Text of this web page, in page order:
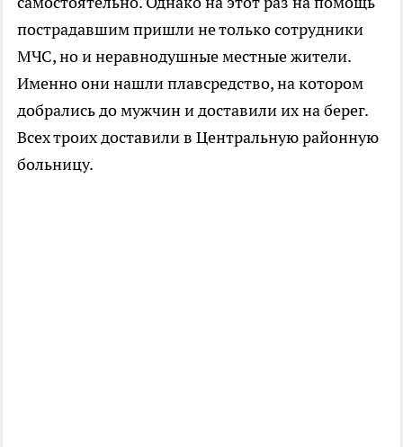
пострадавшим пришли не только сотрудники
МЧС, но и неравнодушные местные жители.
Именно они нашли плавсредство, на котором
добрались до мужчин и доставили их на берег.
Всех троих доставили в Центральную районную
больницу.